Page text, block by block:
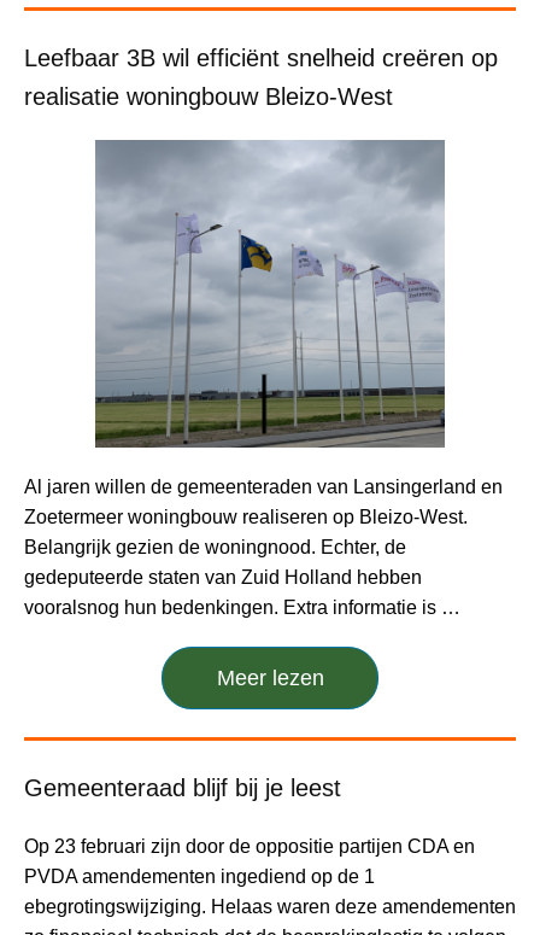
Leefbaar 3B wil efficiënt snelheid creëren op
realisatie woningbouw Bleizo-West
Al jaren willen de gemeenteraden van Lansingerland en
Zoetermeer woningbouw realiseren op Bleizo-West.
Belangrijk gezien de woningnood. Echter, de
gedeputeerde staten van Zuid Holland hebben
vooralsnog hun bedenkingen. Extra informatie is …
Meer lezen
Gemeenteraad blijf bij je leest
Op 23 februari zijn door de oppositie partijen CDA en
PVDA amendementen ingediend op de 1
ebegrotingswijziging. Helaas waren deze amendementen